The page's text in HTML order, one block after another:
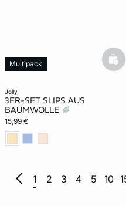
jolly
3ER-SET SLIPS AUS
BAUMWOLLE
15,99 €
Multipack
1 2 3 4 5 10